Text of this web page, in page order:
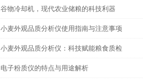
谷物冷却机，现代农业储粮的科技利器
小麦外观品质分析仪使用指南与注意事项
小麦外观品质分析仪：科技赋能粮食质检
电子粉质仪的特点与用途解析